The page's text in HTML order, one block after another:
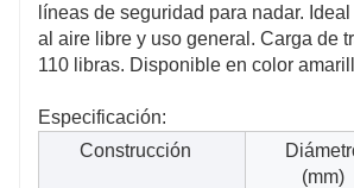
líneas de seguridad para nadar.
al aire libre y uso general. Carga de
110 libras. Disponible en color
Especificación:
Construcción
(mm)